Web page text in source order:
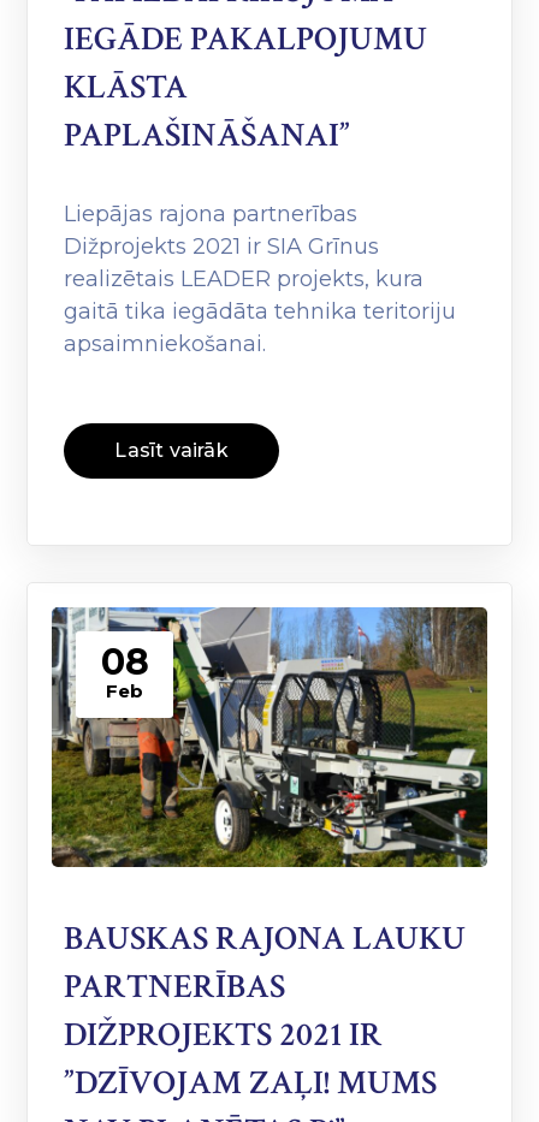
IEGĀDE PAKALPOJUMU
KLĀSTA
PAPLAŠINĀŠANAI”
Liepājas rajona partnerības
Dižprojekts 2021 ir SIA Grīnus
realizētais LEADER projekts, kura
gaitā tika iegādāta tehnika teritoriju
apsaimniekošanai.
Lasīt vairāk
08
Feb
BAUSKAS RAJONA LAUKU
PARTNERĪBAS
DIŽPROJEKTS 2021 IR
”DZĪVOJAM ZAĻI! MUMS